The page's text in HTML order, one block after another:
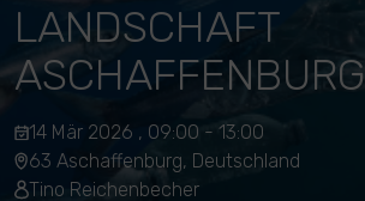
LANDSCHAFT
ASCHAFFENBURG
14 Mär 2026 , 09:00 - 13:00
63 Aschaffenburg, Deutschland
Tino Reichenbecher